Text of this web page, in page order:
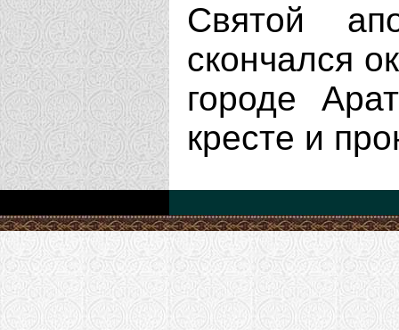
Святой
скончался
городе
кресте и